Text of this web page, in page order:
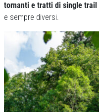
tornanti e tratti di single trail
e sempre diversi.